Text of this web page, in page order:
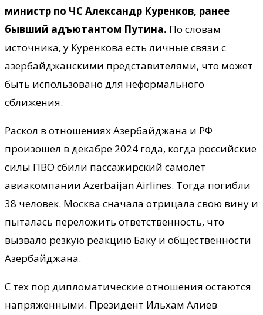
министр по ЧС Александр Куренков, ранее
бывший адъютантом Путина. По словам
источника, у Куренкова есть личные связи с
азербайджанскими представителями, что может
быть использовано для неформального
сближения.
Раскол в отношениях Азербайджана и РФ
произошел в декабре 2024 года, когда российские
силы ПВО сбили пассажирский самолет
авиакомпании Azerbaijan Airlines. Тогда погибли
38 человек. Москва сначала отрицала свою вину и
пыталась переложить ответственность, что
вызвало резкую реакцию Баку и общественности
Азербайджана.
С тех пор дипломатические отношения остаются
напряженными. Президент Ильхам Алиев